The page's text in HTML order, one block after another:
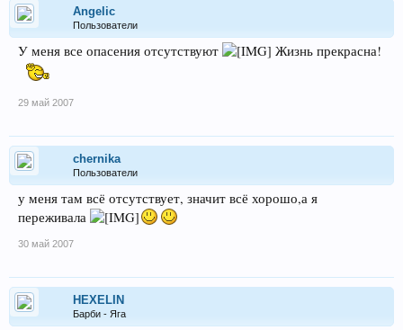
Angelic
Пользователи
У меня все опасения отсутствуют Жизнь прекрасна!
29 май 2007
chernika
Пользователи
у меня там всё отсутствует, значит всё хорошо,а я
переживала
30 май 2007
HEXELIN
Барби - Яга